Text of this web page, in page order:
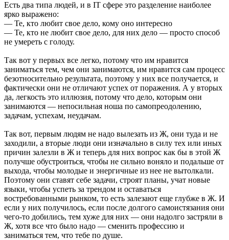
Есть два типа людей, и в IT сфере это разделение наиболее
ярко выражено:
— Те, кто любит свое дело, кому оно интересно
— Те, кто не любит свое дело, для них дело — просто способ
не умереть с голоду.
Так вот у первых все легко, потому что им нравится
заниматься тем, чем они занимаются, им нравится сам процесс
безотносительно результата, поэтому у них все получается, и
фактически они не отличают успех от поражения. А у вторых
да, легкость это иллюзия, потому что дело, которым они
занимаются — непосильная ноша по самопреодолению,
задачам, успехам, неудачам.
Так вот, первым людям не надо вылезать из Ж, они туда и не
заходили, а вторые люди они изначально в силу тех или иных
причин залезли в Ж и теперь для них вопрос как бы в этой Ж
получше обустроиться, чтобы не сильно воняло и подальше от
выхода, чтобы молодые и энергичные из нее не вытолкали.
Поэтому они ставят себе задачи, строят планы, учат новые
языки, чтобы успеть за трендом и оставаться
востребованными рынком, то есть залезают еще глубже в Ж. И
если у них получилось, если после долгого самоистязания они
чего-то добились, тем хуже для них — они надолго застряли в
Ж, хотя все что было надо — сменить профессию и
заниматься тем, что тебе по душе.